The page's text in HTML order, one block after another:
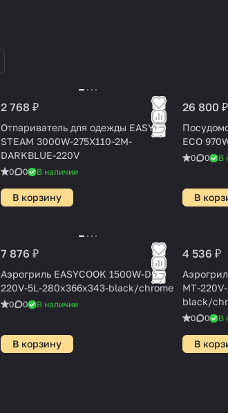
2 768 ₽
Отпариватель для одежды EASY
STEAM 3000W-275X110-2M-
DARKBLUE-220V
0 0 В наличии
В корзину
26 800 ₽
ECO
0 0 В
В
7 876 ₽
Аэрогриль EASYCOOK 1500W-DC-
220V-5L-280x366x343-black/chrome
0 0 В наличии
В корзину
4 536 ₽
MT-
black/
0 0 В
В